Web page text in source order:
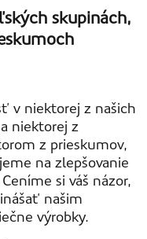
skupinách,
v niektorej z našich
niektorej z
z prieskumov,
na zlepšovanie
si váš názor,
našim
výrobky.